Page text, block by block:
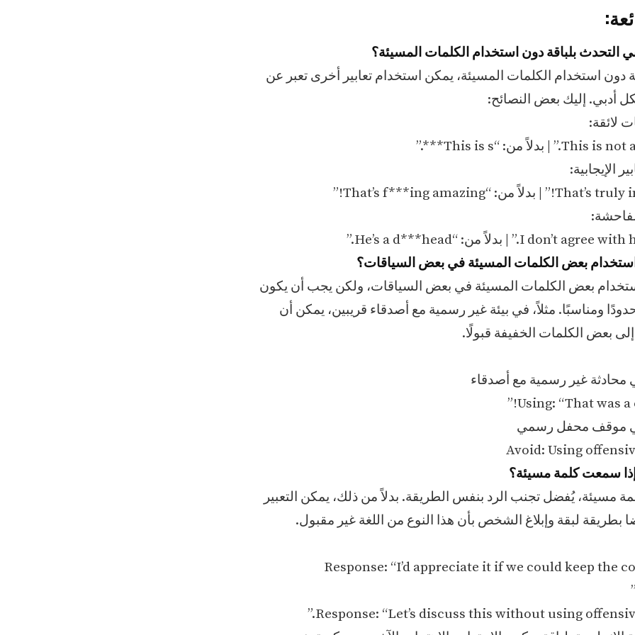
دون استخدام الكلمات المسيئة، يمكن استخدام تعابير أخرى تعبر عن
أدبي. إليك بعض النصائح:
لائقة:
الإيجابية:
بعض الكلمات المسيئة في بعض السياقات، ولكن يجب أن يكون
ومناسبًا. مثلاً، في بيئة غير رسمية مع أصدقاء قريبين، يمكن أن
بعض الكلمات الخفيفة قبولًا.
Using: “That was a
Avoid: Using
مسيئة، يُفضل تجنب الرد بنفس الطريقة. بدلاً من ذلك، يمكن التعبير
بطريقة لبقة وإبلاغ الشخص بأن هذا النوع من اللغة غير مقبول.
Response: “I’d appreciate it if we could keep the
Response: “Let’s discuss this without using